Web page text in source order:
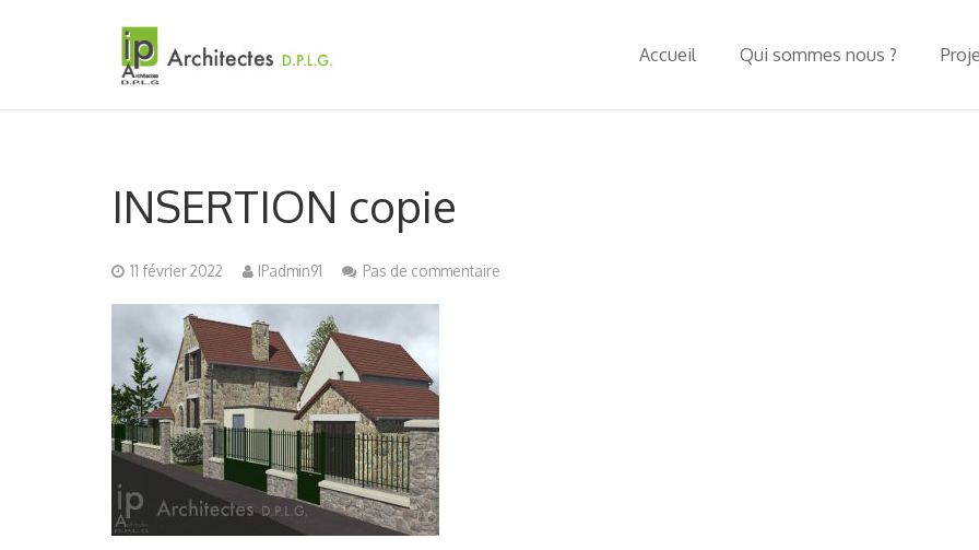
Accueil Qui sommes nous ?
INSERTION copie
11 février 2022 IPadmin91 Pas de commentaire